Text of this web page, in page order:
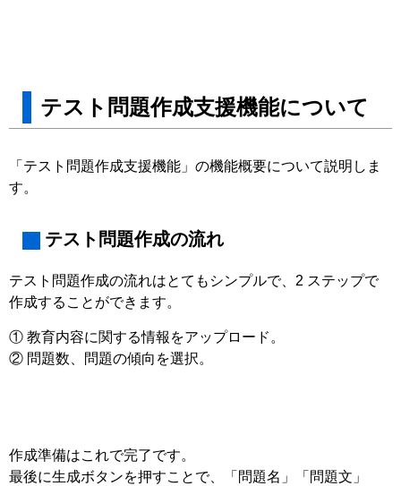
テスト問題作成⽀援機能について
「テスト問題作成⽀援機能」の機能概要について説明しま
す。
テスト問題作成の流れ
テスト問題作成の流れはとてもシンプルで、2 ステップで
作成することができます。
① 教育内容に関する情報をアップロード。
② 問題数、問題の傾向を選択。
作成準備はこれで完了です。
最後に⽣成ボタンを押すことで、「問題名」「問題⽂」